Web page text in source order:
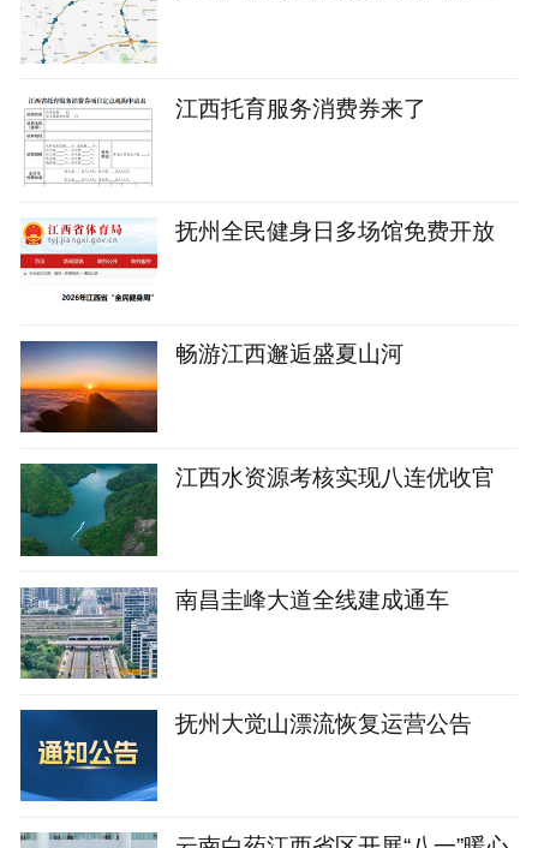
江西托育服务消费券来了
抚州全民健身日多场馆免费开放
畅游江西邂逅盛夏山河
江西水资源考核实现八连优收官
南昌圭峰大道全线建成通车
抚州大觉山漂流恢复运营公告